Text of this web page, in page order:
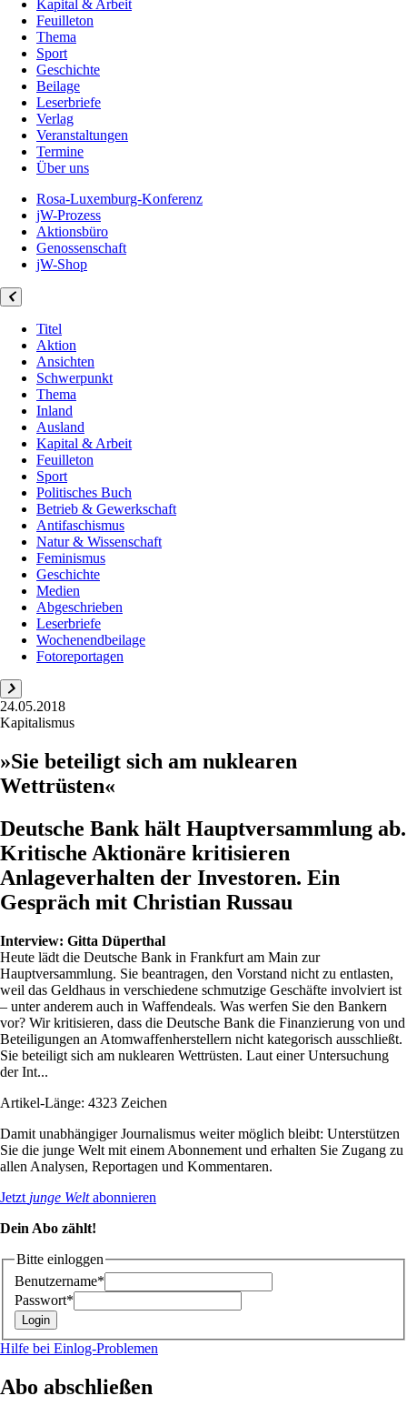
Kapital & Arbeit
Feuilleton
Thema
Sport
Geschichte
Beilage
Leserbriefe
Verlag
Veranstaltungen
Termine
Über uns
Rosa-Luxemburg-Konferenz
jW-Prozess
Aktionsbüro
Genossenschaft
jW-Shop
Titel
Aktion
Ansichten
Schwerpunkt
Thema
Inland
Ausland
Kapital & Arbeit
Feuilleton
Sport
Politisches Buch
Betrieb & Gewerkschaft
Antifaschismus
Natur & Wissenschaft
Feminismus
Geschichte
Medien
Abgeschrieben
Leserbriefe
Wochenendbeilage
Fotoreportagen
24.05.2018
Kapitalismus
»Sie beteiligt sich am nuklearen
Wettrüsten«
Deutsche Bank hält Hauptversammlung ab.
Kritische Aktionäre kritisieren
Anlageverhalten der Investoren. Ein
Gespräch mit Christian Russau
Interview: Gitta Düperthal
Heute lädt die Deutsche Bank in Frankfurt am Main zur
Hauptversammlung. Sie beantragen, den Vorstand nicht zu entlasten,
weil das Geldhaus in verschiedene schmutzige Geschäfte involviert ist
– unter anderem auch in Waffendeals. Was werfen Sie den Bankern
vor? Wir kritisieren, dass die Deutsche Bank die Finanzierung von und
Beteiligungen an Atomwaffenherstellern nicht kategorisch ausschließt.
Sie beteiligt sich am nuklearen Wettrüsten. Laut einer Untersuchung
der Int...
Artikel-Länge: 4323 Zeichen
Damit unabhängiger Journalismus weiter möglich bleibt: Unterstützen
Sie die junge Welt mit einem Abonnement und erhalten Sie Zugang zu
allen Analysen, Reportagen und Kommentaren.
Jetzt junge Weltabonnieren
Dein Abo zählt!
Bitte einloggen
Benutzername*
Passwort*
Hilfe bei Einlog-Problemen
Abo abschließen